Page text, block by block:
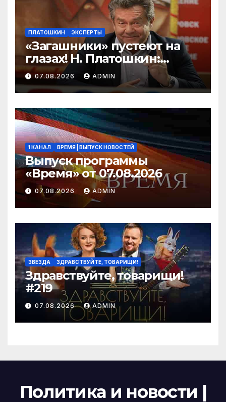
ПЛАТОШКИН ЭКСПЕРТЫ
«Загашники» пустеют на
глазах! Н. Платошкин:
посмотрите, что власть
скрывает за красивыми
отчётами!
07.08.2026 ADMIN
1 КАНАЛ ВРЕМЯ | ВЫПУСК НОВОСТЕЙ
Выпуск программы
«Время» от 07.08.2026
07.08.2026 ADMIN
ЗВЕЗДА ЗДРАВСТВУЙТЕ, ТОВАРИЩИ!
Здравствуйте, товарищи!
#219
07.08.2026 ADMIN
Политика и новости |